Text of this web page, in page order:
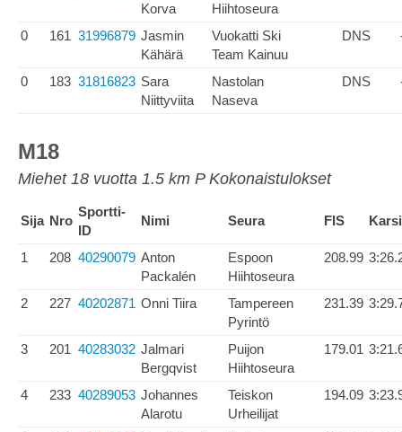
Korva
Hiihtoseura
0 161 31996879 Jasmin
Kähärä
Vuokatti Ski
Team Kainuu
DNS
0 183 31816823 Sara
Niittyviita
Nastolan
Naseva
DNS
M18
Miehet 18 vuotta 1.5 km P Kokonaistulokset
Sija Nro
Sportti-
ID
Nimi Seura FIS
1 208 40290079 Anton
Packalén
Espoon
Hiihtoseura
208.99
2 227 40202871 Onni Tiira
Tampereen
Pyrintö
231.39
3 201 40283032 Jalmari
Bergqvist
Puijon
Hiihtoseura
179.01
4 233 40289053 Johannes
Alarotu
Teiskon
Urheilijat
194.09